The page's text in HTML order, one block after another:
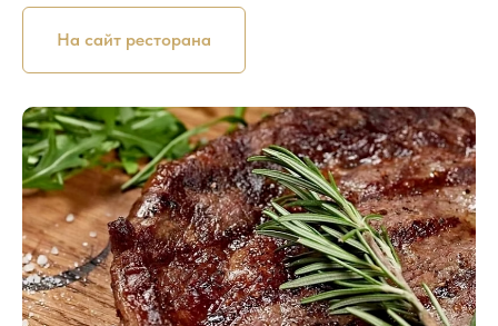
На сайт ресторана